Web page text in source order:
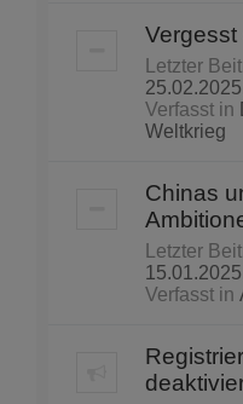
Letzter
Verfasst in
Weltkrieg
Chinas
Letzter
Verfasst in